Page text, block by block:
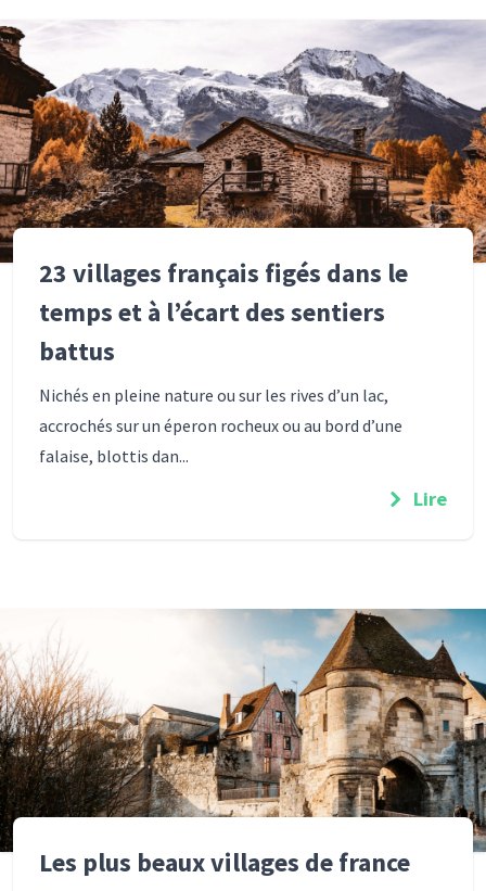
23 villages français figés dans le
temps et à l’écart des sentiers
battus
Nichés en pleine nature ou sur les rives d’un lac,
accrochés sur un éperon rocheux ou au bord d’une
falaise, blottis dan...
Lire
Les plus beaux villages de france